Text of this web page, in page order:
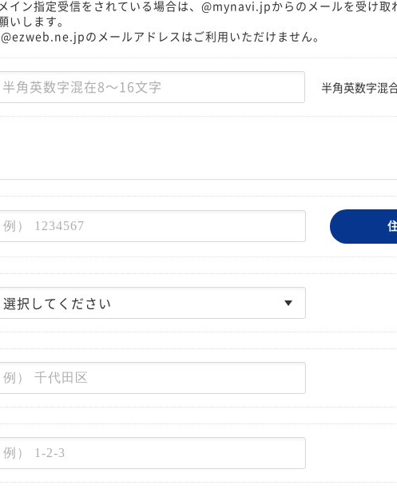
イン指定受信をされている場合は、@mynavi.jpからのメールを受け取
いします。
のメールアドレスはご利用いただけません。
半角英数字混